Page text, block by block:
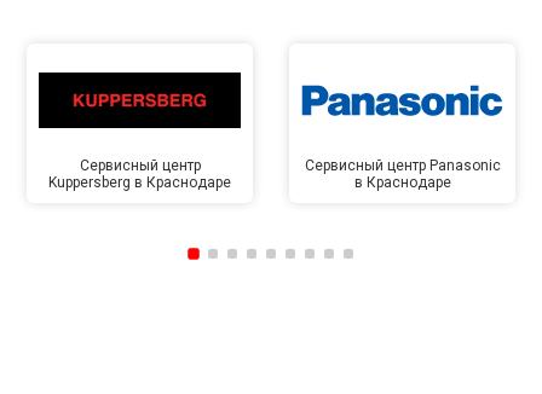
Сервисный центр
Kuppersberg в Краснодаре
Сервисный центр Panasonic
в Краснодаре